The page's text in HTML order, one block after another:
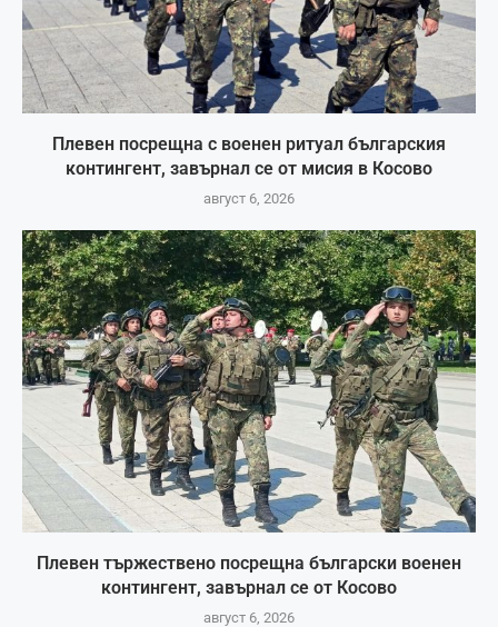
Плевен посрещна с военен ритуал българския
контингент, завърнал се от мисия в Косово
август 6, 2026
Плевен тържествено посрещна български военен
контингент, завърнал се от Косово
август 6, 2026